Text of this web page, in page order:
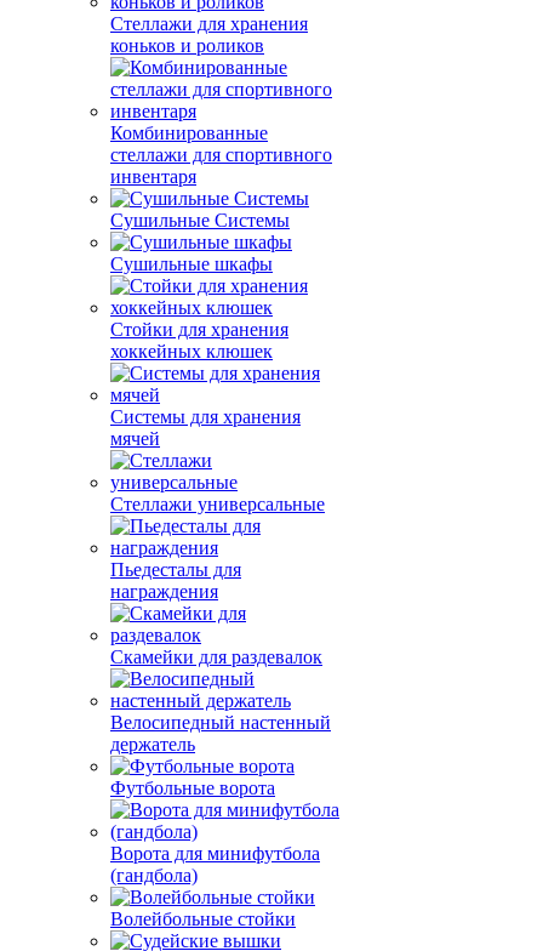
Стеллажи для хранения
коньков и роликов
Комбинированные
стеллажи для спортивного
инвентаря
Сушильные Системы
Сушильные шкафы
Стойки для хранения
хоккейных клюшек
Системы для хранения
мячей
Стеллажи универсальные
Пьедесталы для
награждения
Скамейки для раздевалок
Велосипедный настенный
держатель
Футбольные ворота
Ворота для минифутбола
(гандбола)
Волейбольные стойки